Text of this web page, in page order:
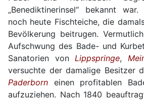
„Benediktinerinsel“ bekannt
noch heute Fischteiche, die
Bevölkerung beitrugen.
Aufschwung des Bade- und
Sanatorien vonLippspringe,
versuchte der damalige Besitzer
Paderborn einen profitablen
aufzuziehen. Nach 1840